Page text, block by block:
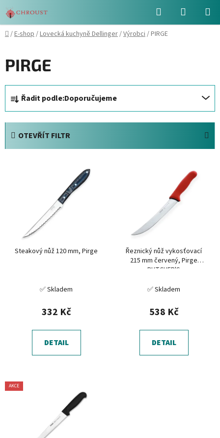
na
obsah
Hledat
KOŠÍK
Domů
/E-shop/Lovecká kuchyně Dellinger/Výrobci/PIRGE
PIRGE
Ř
a
z
Řadit podle:Doporučujeme
OTEVŘÍT FILTR
Steakový nůž 120 mm, Pirge
✅ Skladem
332 Kč
DETAIL
Řeznický nůž vykosťovací
215 mm červený, Pirge
BUTCHER'S
✅ Skladem
538 Kč
DETAIL
AKCE